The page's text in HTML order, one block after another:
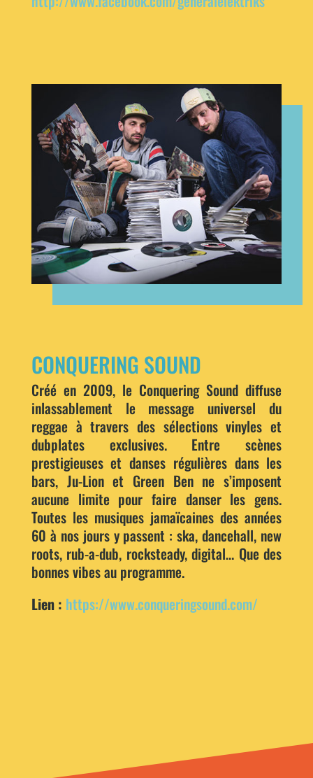
CONQUERING SOUND
Créé en 2009, le Conquering Sound diffuse
inlassablement le message universel du
reggae à travers des sélections vinyles et
dubplates exclusives. Entre scènes
prestigieuses et danses régulières dans les
bars, Ju-Lion et Green Ben ne s’imposent
aucune limite pour faire danser les gens.
Toutes les musiques jamaïcaines des années
60 à nos jours y passent : ska, dancehall, new
roots, rub-a-dub, rocksteady, digital… Que des
bonnes vibes au programme.
Lien : https://www.conqueringsound.com/